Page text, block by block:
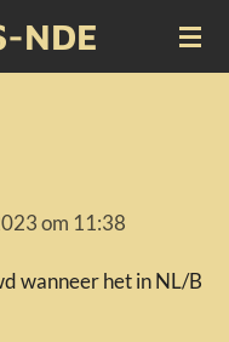
NDE
om 11:38
wanneer het in NL/B